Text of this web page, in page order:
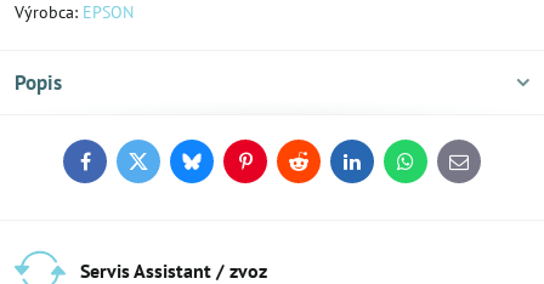
Výrobca: EPSON
Popis
FacebookTwitterBlueskyPinterestReddit LinkedInWhatsApp
E-
mail
Servis Assistant / zvoz